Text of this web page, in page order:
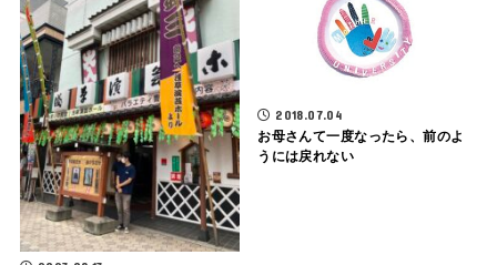
2018.07.04
お母さんて一度なったら、前のよ
うには戻れない